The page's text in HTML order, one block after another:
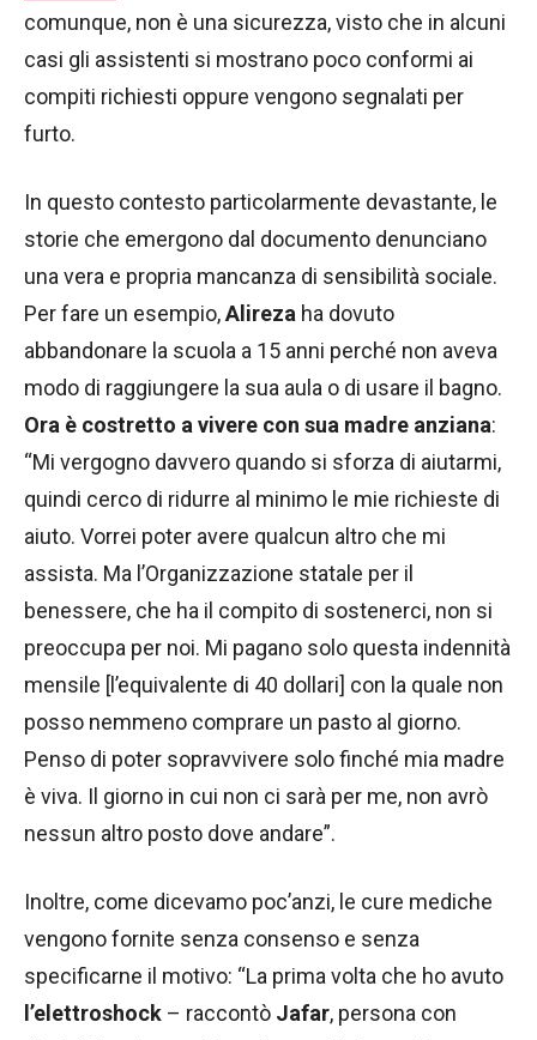
comunque, non è una sicurezza, visto che in alcuni
casi gli assistenti si mostrano poco conformi ai
compiti richiesti oppure vengono segnalati per
furto.
In questo contesto particolarmente devastante, le
storie che emergono dal documento denunciano
una vera e propria mancanza di sensibilità sociale.
Per fare un esempio,Alireza ha dovuto
abbandonare la scuola a 15 anni perché non aveva
modo di raggiungere la sua aula o di usare il bagno.
Ora è costretto a vivere con sua madre anziana:
“Mi vergogno davvero quando si sforza di aiutarmi,
quindi cerco di ridurre al minimo le mie richieste di
aiuto. Vorrei poter avere qualcun altro che mi
assista. Ma l’Organizzazione statale per il
benessere, che ha il compito di sostenerci, non si
preoccupa per noi. Mi pagano solo questa indennità
mensile [l’equivalente di 40 dollari] con la quale non
posso nemmeno comprare un pasto al giorno.
Penso di poter sopravvivere solo finché mia madre
è viva. Il giorno in cui non ci sarà per me, non avrò
nessun altro posto dove andare”.
Inoltre, come dicevamo poc’anzi, le cure mediche
vengono fornite senza consenso e senza
specificarne il motivo: “La prima volta che ho avuto
l’elettroshock – raccontò Jafar, persona con